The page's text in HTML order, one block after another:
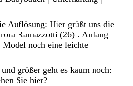
Auflösung: Hier grüßt uns die
Ramazzotti (26)!. Anfang
Model noch eine leichte
größer geht es kaum noch:
Sie hier?